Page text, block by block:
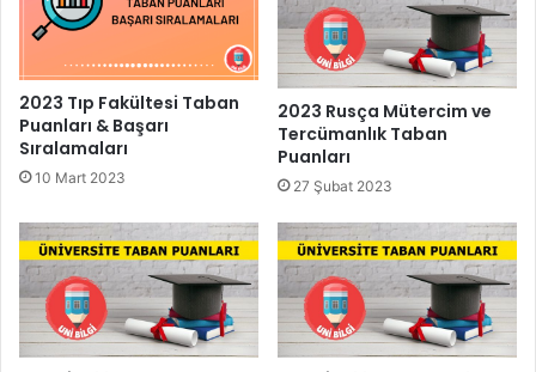
2023 Tıp Fakültesi Taban
Puanları & Başarı
Sıralamaları
10 Mart 2023
2023 Rusça Mütercim ve
Tercümanlık Taban
Puanları
27 Şubat 2023